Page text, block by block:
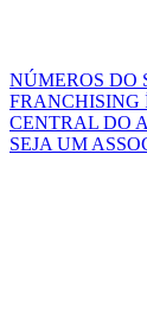
NÚMEROS DO
FRANCHISING
CENTRAL DO
SEJA UM